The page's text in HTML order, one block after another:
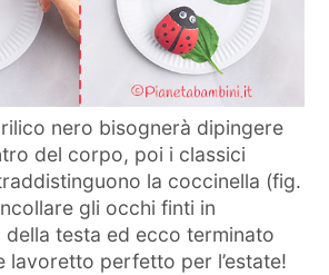
nero bisognerà dipingere
del corpo, poi i classici
la coccinella (fig.
gli occhi finti in
testa ed ecco terminato
lavoretto perfetto per l’estate!